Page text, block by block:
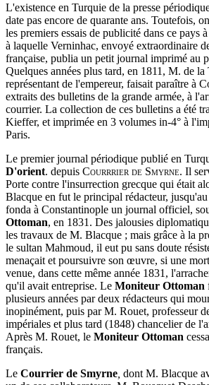
L'existence en Turquie de la presse
date pas encore de quarante ans. Toutefois,
les premiers essais de publicité dans ce pays
à laquelle Verninhac, envoyé extraordinaire
française, publia un petit journal imprimé au
Quelques années plus tard, en 1811, M. de
représentant de l'empereur, faisait paraître à
extraits des bulletins de la grande armée, à
courrier. La collection de ces bulletins a été
Kieffer, et imprimée en 3 volumes in-4° à
Paris.
Le premier journal périodique publié en
D'orient. depuis Courrrier de Smyrne. Il
Porte contre l'insurrection grecque qui était
Blacque en fut le principal rédacteur,
fonda à Constantinople un journal officiel,
Ottoman, en 1831. Des jalousies
les travaux de M. Blacque ; mais grâce à la
le sultan Mahmoud, il eut pu sans doute
menaçait et poursuivre son œuvre, si une
venue, dans cette même année 1831,
qu'il avait entreprise. Le Moniteur Ottoman
plusieurs années par deux rédacteurs qui
inopinément, puis par M. Rouet, professeur
impériales et plus tard (1848) chancelier de
Après M. Rouet, le Moniteur Ottoman
français.
Le Courrier de Smyrne dont M. Blacque